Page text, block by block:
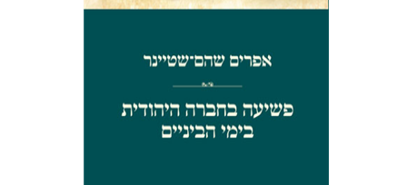
מחיר השקה
$42
$29